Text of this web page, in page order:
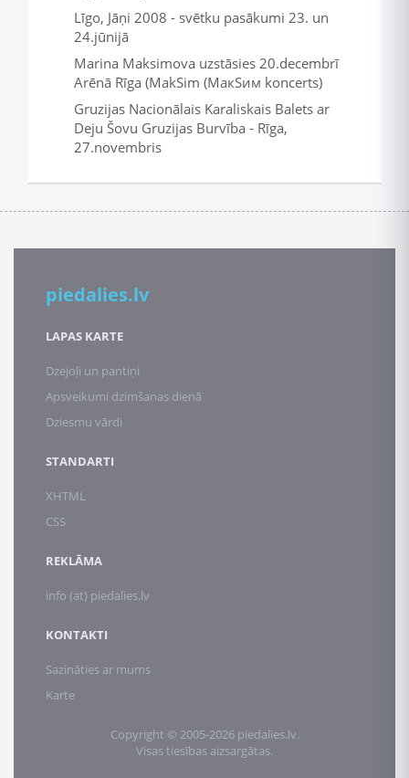
Līgo, Jāņi 2008 - svētku pasākumi 23. un
24.jūnijā
Marina Maksimova uzstāsies 20.decembrī
Arēnā Rīga (MakSim (МакSим koncerts)
Gruzijas Nacionālais Karaliskais Balets ar
Deju Šovu Gruzijas Burvība - Rīga,
27.novembris
piedalies.lv
LAPAS KARTE
Dzejoļi un pantiņi
Apsveikumi dzimšanas dienā
Dziesmu vārdi
STANDARTI
XHTML
CSS
REKLĀMA
info (at) piedalies.lv
KONTAKTI
Sazināties ar mums
Karte
Copyright © 2005-2026 piedalies.lv.
Visas tiesības aizsargātas.